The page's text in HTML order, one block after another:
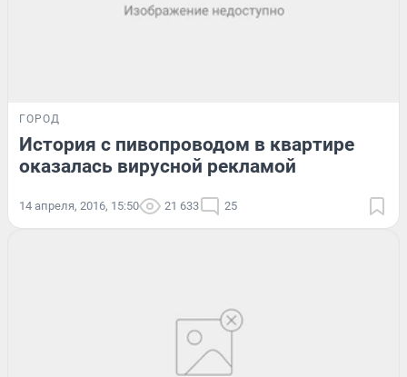
ГОРОД
История с пивопроводом в квартире
оказалась вирусной рекламой
14 апреля, 2016, 15:50 21 633 25